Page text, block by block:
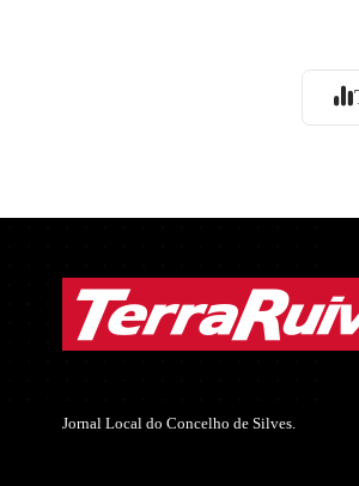
Jornal Local do Concelho de Silves.